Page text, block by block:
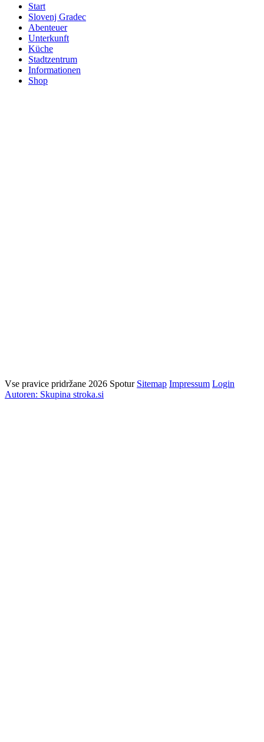
Start
Slovenj Gradec
Abenteuer
Unterkunft
Küche
Stadtzentrum
Informationen
Shop
Vse pravice pridržane 2026 Spotur Sitemap Impressum Login
Autoren: Skupina stroka.si